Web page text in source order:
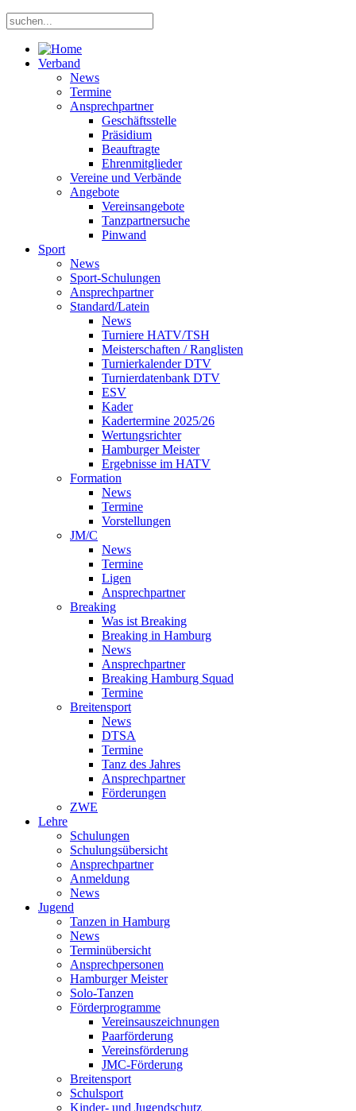
Verband
News
Termine
Ansprechpartner
Geschäftsstelle
Präsidium
Beauftragte
Ehrenmitglieder
Vereine und Verbände
Angebote
Vereinsangebote
Tanzpartnersuche
Pinwand
Sport
News
Sport-Schulungen
Ansprechpartner
Standard/Latein
News
Turniere HATV/TSH
Meisterschaften / Ranglisten
Turnierkalender DTV
Turnierdatenbank DTV
ESV
Kader
Kadertermine 2025/26
Wertungsrichter
Hamburger Meister
Ergebnisse im HATV
Formation
News
Termine
Vorstellungen
JM/C
News
Termine
Ligen
Ansprechpartner
Breaking
Was ist Breaking
Breaking in Hamburg
News
Ansprechpartner
Breaking Hamburg Squad
Termine
Breitensport
News
DTSA
Termine
Tanz des Jahres
Ansprechpartner
Förderungen
ZWE
Lehre
Schulungen
Schulungsübersicht
Ansprechpartner
Anmeldung
News
Jugend
Tanzen in Hamburg
News
Terminübersicht
Ansprechpersonen
Hamburger Meister
Solo-Tanzen
Förderprogramme
Vereinsauszeichnungen
Paarförderung
Vereinsförderung
JMC-Förderung
Breitensport
Schulsport
Kinder- und Jugendschutz